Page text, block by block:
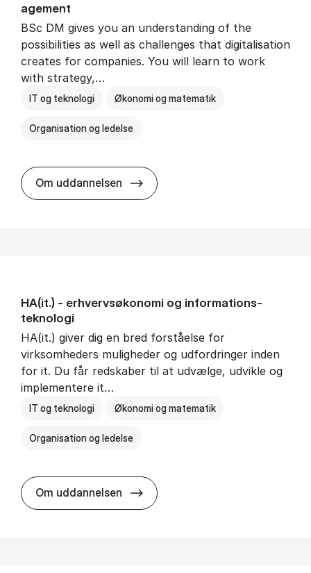
age­ment
BSc DM gives you an understanding of the
possibilities as well as challenges that digitalisation
creates for companies. You will learn to work
with strategy,…
IT og teknologi Økonomi og matematik
Organisation og ledelse
Om uddannelsen BSc in Busi­ness Ad­min­is­tra­tion
HA(it.) - erhvervs­økonomi og informations­
teknologi
HA(it.) giver dig en bred forståelse for
virksomheders muligheder og udfordringer inden
for it. Du får redskaber til at udvælge, udvikle og
implementere it…
IT og teknologi Økonomi og matematik
Organisation og ledelse
Om uddannelsen HA(it.) - erhvervs­økonomi og